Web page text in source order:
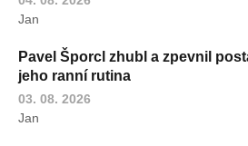
Jan
Pavel Šporcl zhubl a zpevnil
jeho ranní rutina
03. 08. 2026
Jan